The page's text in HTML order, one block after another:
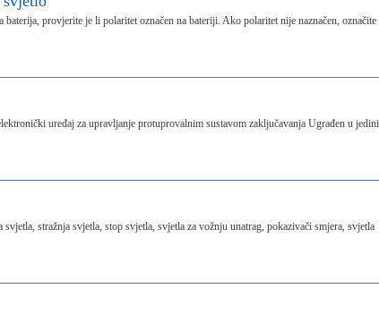
provjerite je li polaritet označen na bateriji. Ako polaritet nije naznačen, označite
uređaj za upravljanje protuprovalnim sustavom zaključavanja Ugrađen u
stražnja svjetla, stop svjetla, svjetla za vožnju unatrag, pokazivači smjera, svjetla